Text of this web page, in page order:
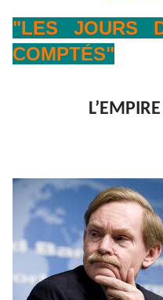
"LES JOURS
COMPTÉS"